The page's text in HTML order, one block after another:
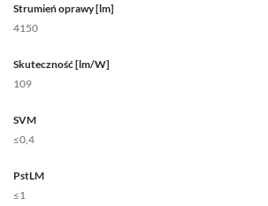
Strumień oprawy [lm]
4150
Skuteczność [lm/W]
109
SVM
≤0,4
PstLM
≤1